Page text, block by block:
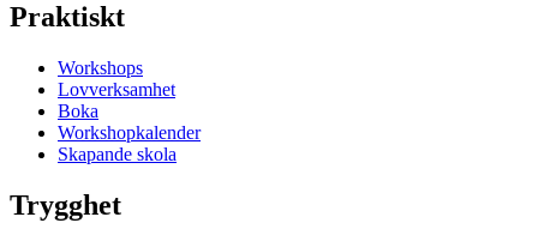
Praktiskt
Workshops
Lovverksamhet
Boka
Workshopkalender
Skapande skola
Trygghet